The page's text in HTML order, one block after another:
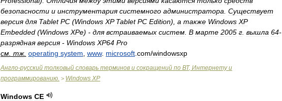
безопасности и инструментария системного администратора Существует
версия для Tablet РС (Windows XP Tablet PC Edition), а также Windows XP
Embedded (Windows ХРе) - для встраиваемых систем В марте 2005 г вышла 64-
разрядная версия- Windows XP64 Pro
см тж operating system www. microsoft com/windowsxp
Англо-русский толковый словарь терминов и сокращений по ВТ, Интернету и
программированию. > Windows XP
Windows CE